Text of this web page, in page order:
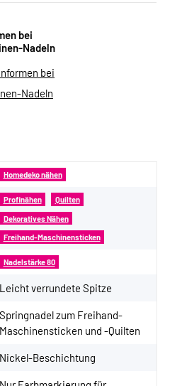
bei
Nadeln
bei
Nadeln
Homedeko nähen
Profinähen Quilten
Dekoratives Nähen
Freihand-Maschinensticken
Nadelstärke 80
Leicht verrundete Spitze
Springnadel zum Freihand-
Maschinensticken und -Quilten
Nickel-Beschichtung